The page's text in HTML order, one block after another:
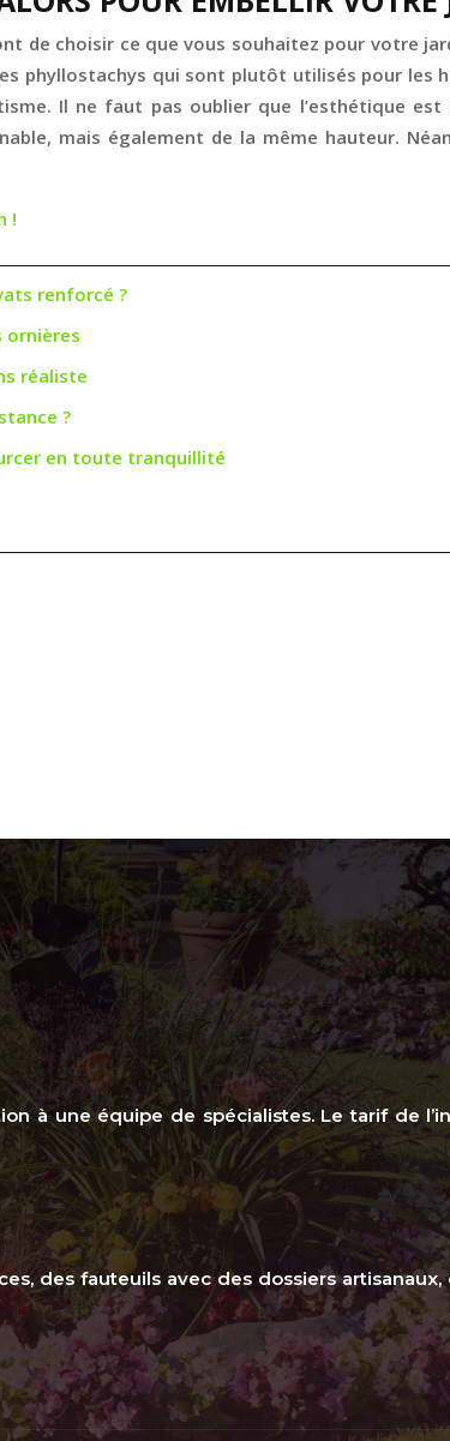
de choisir ce que vous souhaitez pour votre
phyllostachys qui sont plutôt utilisés pour les
Il ne faut pas oublier que l’esthétique
mais également de la même hauteur.
!
renforcé ?
ornières
réaliste
?
en toute tranquillité
à une équipe de spécialistes. Le tarif de
des fauteuils avec des dossiers